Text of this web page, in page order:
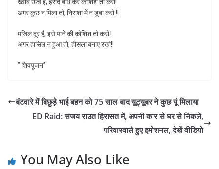
ख्वाब ऊँचे हैं, इरादे बांध कर कोशिश तो करो!
अगर कुछ न मिला तो, निराशा में न डूबा करो !!
मंजिल दूर हैं, इसे पाने की कोशिश तो करो !
अगर हासिल न हुआ तो, हौसला बनाए रखो!!
” शिवपूजन”
बंटवारे में बिछुड़े भाई बहन को 75 साल बाद यूट्यूबर ने कुछ यूं मिलाया
ED Raid: संजय राउत हिरासत में, अपनी कार से घर से निकले,
परिवारवाले हुए इमोशनल, देखें वीडियो
You May Also Like